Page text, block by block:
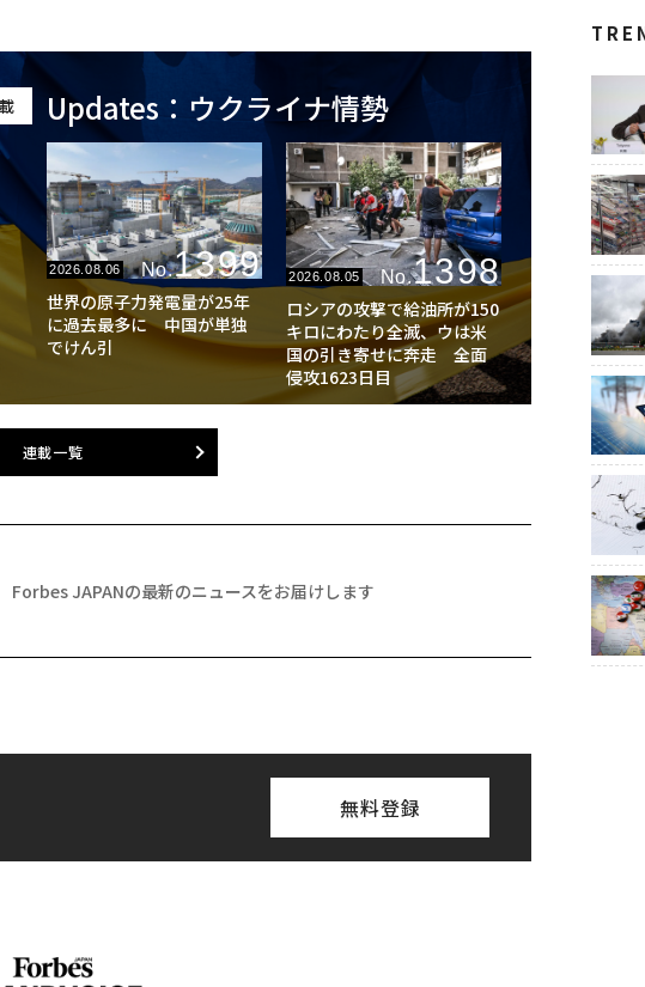
Updates：ウクライナ情勢
2026.08.06 No.1399
世界の原子力発電量が25年
に過去最多に 中国が単独
でけん引
2026.08.05 No.1398
ロシアの攻撃で給油所が150
キロにわたり全滅、ウは米
国の引き寄せに奔走 全面
侵攻1623日目
連載一覧
Forbes JAPANの最新のニュースをお届けします
無料登録